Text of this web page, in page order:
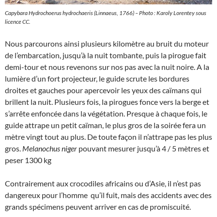
CapybaraHydrochoerus hydrochaeris(Linnaeus, 1766) – Photo : Karoly Lorentey sous
licence CC.
Nous parcourons ainsi plusieurs kilomètre au bruit du moteur
de l’embarcation, jusqu’à la nuit tombante, puis la pirogue fait
demi-tour et nous revenons sur nos pas avec la nuit noire. A la
lumière d’un fort projecteur, le guide scrute les bordures
droites et gauches pour apercevoir les yeux des caïmans qui
brillent la nuit. Plusieurs fois, la pirogues fonce vers la berge et
s’arrête enfoncée dans la végétation. Presque à chaque fois, le
guide attrape un petit caïman, le plus gros de la soirée fera un
mètre vingt tout au plus. De toute façon il n’attrape pas les plus
gros. Melanochus niger pouvant mesurer jusqu’à 4 / 5 mètres et
peser 1300 kg
Contrairement aux crocodiles africains ou d’Asie, il n’est pas
dangereux pour l’homme qu’il fuit, mais des accidents avec des
grands spécimens peuvent arriver en cas de promiscuité.